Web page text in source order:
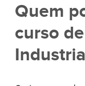
Quem
curso